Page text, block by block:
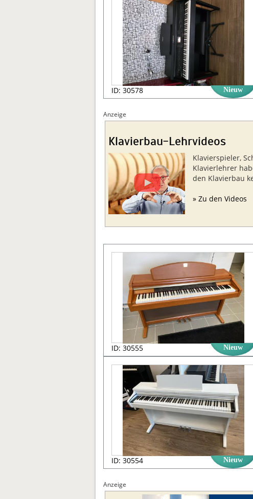
ID: 30578 Nieuw
Anzeige
Klavierbau-Lehrvideos
Klavierspieler,
Klavierlehrer
den Klavierbau
» Zu den Videos
ID: 30555 Nieuw
ID: 30554 Nieuw
Anzeige